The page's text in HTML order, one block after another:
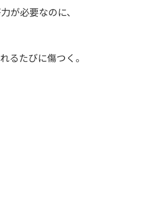
が必要なのに、
るたびに傷つく。